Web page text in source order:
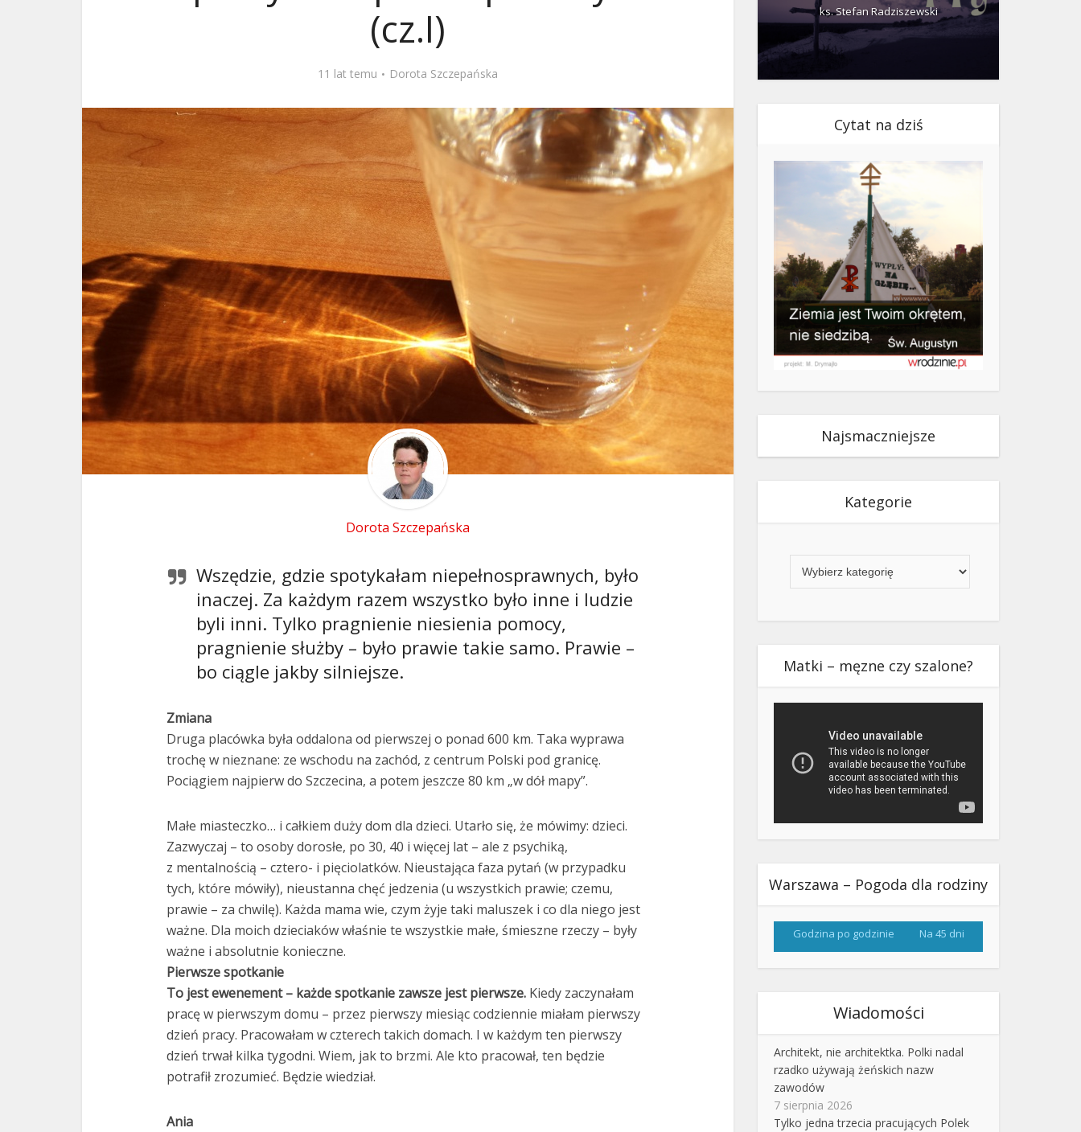
(cz.I)
11 lat temu Dorota Szczepańska
Dorota Szczepańska
Wszędzie, gdzie spotykałam niepełnosprawnych, było
inaczej. Za każdym razem wszystko było inne i ludzie
byli inni. Tylko pragnienie niesienia pomocy,
pragnienie służby – było prawie takie samo. Prawie –
bo ciągle jakby silniejsze.
Zmiana
Druga placówka była oddalona od pierwszej o ponad 600 km. Taka wyprawa
trochę w nieznane: ze wschodu na zachód, z centrum Polski pod granicę.
Pociągiem najpierw do Szczecina, a potem jeszcze 80 km „w dół mapy”.
Małe miasteczko… i całkiem duży dom dla dzieci. Utarło się, że mówimy: dzieci.
Zazwyczaj – to osoby dorosłe, po 30, 40 i więcej lat – ale z psychiką,
z mentalnością – cztero- i pięciolatków. Nieustająca faza pytań (w przypadku
tych, które mówiły), nieustanna chęć jedzenia (u wszystkich prawie; czemu,
prawie – za chwilę). Każda mama wie, czym żyje taki maluszek i co dla niego jest
ważne. Dla moich dzieciaków właśnie te wszystkie małe, śmieszne rzeczy – były
ważne i absolutnie konieczne.
Pierwsze spotkanie
To jest ewenement – każde spotkanie zawsze jest pierwsze. Kiedy zaczynałam
pracę w pierwszym domu – przez pierwszy miesiąc codziennie miałam pierwszy
dzień pracy. Pracowałam w czterech takich domach. I w każdym ten pierwszy
dzień trwał kilka tygodni. Wiem, jak to brzmi. Ale kto pracował, ten będzie
potrafił zrozumieć. Będzie wiedział.
Ania
ks. Stefan Radziszewski ks. Stefan Radziszewski ks. Stefan Radziszewski
Cytat na dziś
Najsmaczniejsze
Kategorie
Matki – męzne czy szalone?
Warszawa – Pogoda dla rodziny
Godzina po godzinie Na 45 dni
Wiadomości
Architekt, nie architektka. Polki nadal
rzadko używają żeńskich nazw
zawodów
7 sierpnia 2026
Tylko jedna trzecia pracujących Polek